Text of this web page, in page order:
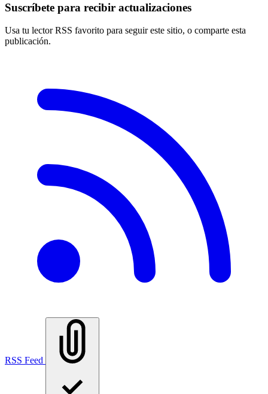
Suscríbete para recibir actualizaciones
Usa tu lector RSS favorito para seguir este sitio, o comparte esta
publicación.
RSS Feed